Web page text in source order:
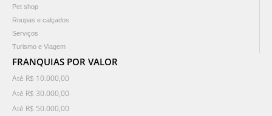
Pet shop
Roupas e calçados
Serviços
Turismo e Viagem
FRANQUIAS POR VALOR
Até R$ 10.000,00
Até R$ 30.000,00
Até R$ 50.000,00